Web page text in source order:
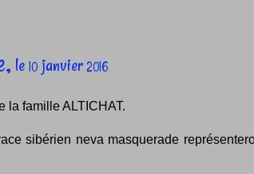
le 10janvier2016
la famille ALTICHAT.
sibérien neva masquerade